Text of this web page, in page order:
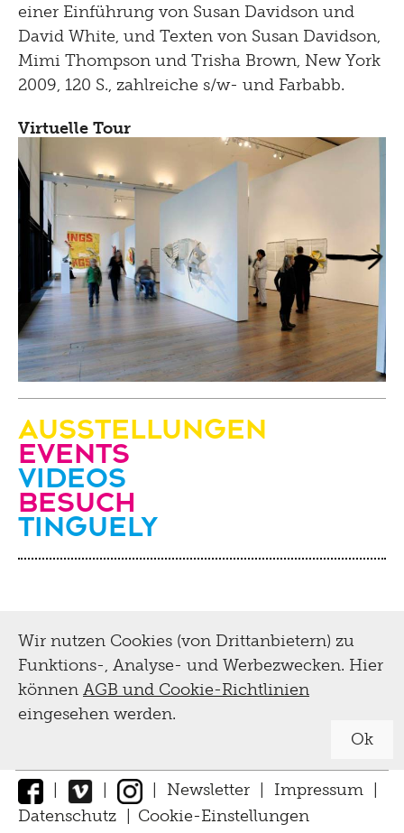
einer Einführung von Susan Davidson und
David White, und Texten von Susan Davidson,
Mimi Thompson und Trisha Brown, New York
2009, 120 S., zahlreiche s/w- und Farbabb.
Virtuelle Tour
Ausstellungen
Events
Videos
Besuch
Tinguely
Wir nutzen Cookies (von Drittanbietern) zu
Funktions-, Analyse- und Werbezwecken. Hier
können AGB und Cookie-Richtlinien
eingesehen werden.
Ok
Newsletter Impressum
Datenschutz
Cookie-Einstellungen